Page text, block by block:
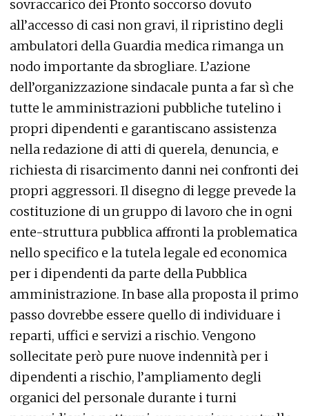
sovraccarico dei Pronto soccorso dovuto
all’accesso di casi non gravi, il ripristino degli
ambulatori della Guardia medica rimanga un
nodo importante da sbrogliare. L’azione
dell’organizzazione sindacale punta a far sì che
tutte le amministrazioni pubbliche tutelino i
propri dipendenti e garantiscano assistenza
nella redazione di atti di querela, denuncia, e
richiesta di risarcimento danni nei confronti dei
propri aggressori. Il disegno di legge prevede la
costituzione di un gruppo di lavoro che in ogni
ente-struttura pubblica affronti la problematica
nello specifico e la tutela legale ed economica
per i dipendenti da parte della Pubblica
amministrazione. In base alla proposta il primo
passo dovrebbe essere quello di individuare i
reparti, uffici e servizi a rischio. Vengono
sollecitate però pure nuove indennità per i
dipendenti a rischio, l’ampliamento degli
organici del personale durante i turni